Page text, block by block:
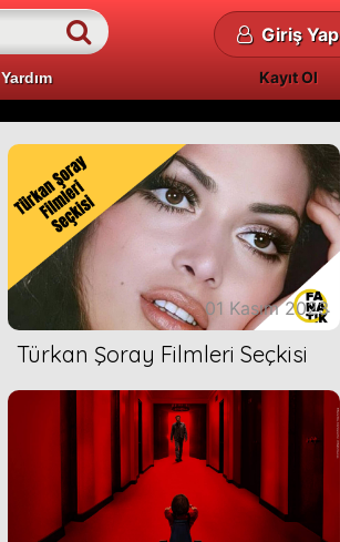
Yardım
Giriş Yap
Kayıt Ol
01 Kasım 2023
Türkan Şoray Filmleri Seçkisi